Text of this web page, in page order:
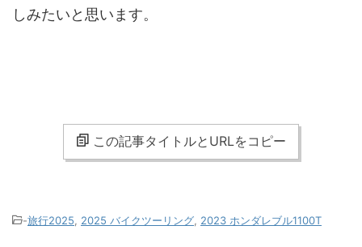
しみたいと思います。
この記事タイトルとURLをコピー
-旅行2025 2025 バイクツーリング 2023 ホンダレブル1100T